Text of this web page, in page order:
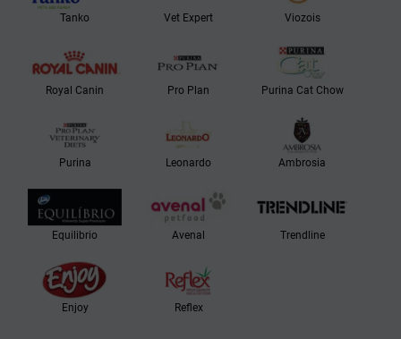
Tanko Vet Expert Viozois
Royal Canin Pro Plan Purina Cat Chow
Purina Leonardo Ambrosia
Equilibrio Avenal Trendline
Enjoy Reflex